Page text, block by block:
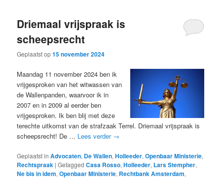
Driemaal vrijspraak is
scheepsrecht
Geplaatst op15 november 2024
Maandag 11 november 2024 ben ik
vrijgesproken van het witwassen van
de Wallenpanden, waarvoor ik in
2007 en in 2009 al eerder ben
vrijgesproken. Ik ben blij met deze
terechte uitkomst van de strafzaak Terrel. Driemaal vrijspraak is
scheepsrecht! De … Lees verder →
Geplaatst in Advocaten, De Wallen,Holleeder,Openbaar Ministerie,
Rechtspraak |Getagged Casa Rosso,Holleeder, Lars Stempher,
Ne bis in idem,Openbaar Ministerie, Rechtbank Amsterdam,